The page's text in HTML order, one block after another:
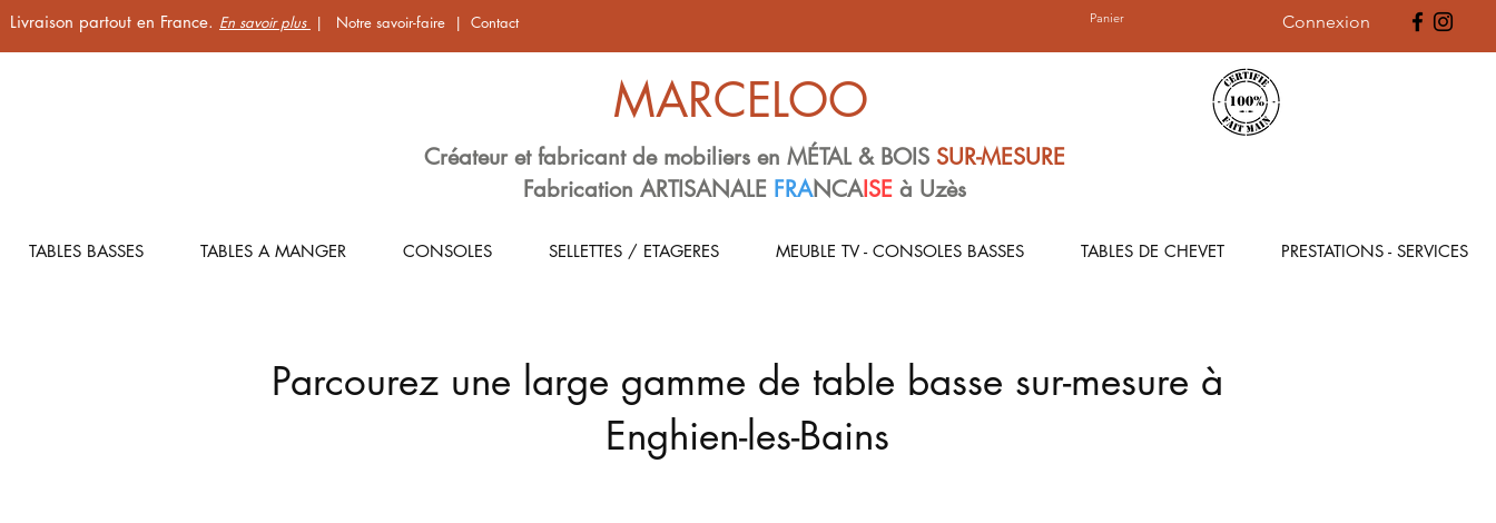
Livraison partout en France. En savoir plus | Notre savoir-faire | Contact Panier Connexion
MARCELOO
Créateur et fabricant de mobiliers en MÉTAL & BOIS SUR-MESURE
Fabrication ARTISANALE FRANCAISE à Uzès
TABLES BASSES TABLES A MANGER CONSOLES SELLETTES / ETAGERES MEUBLE TV - CONSOLES BASSES TABLES DE CHEVET PRESTATIONS - SERVICES
Parcourez une large gamme de table basse sur-mesure à
Enghien-les-Bains